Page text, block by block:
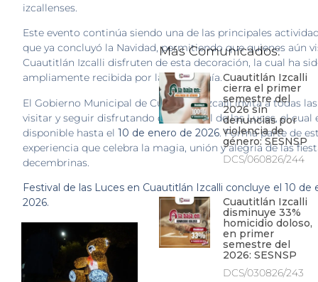
izcallenses.
Este evento continúa siendo una de las principales
que ya concluyó la Navidad, permitiendo que quienes aún
Cuautitlán Izcalli disfruten de esta decoración, la cual ha
ampliamente recibida por la ciudadanía.
El Gobierno Municipal de Cuautitlán Izcalli invita a todas
visitar y seguir disfrutando del Festival de las Luces, el cual
disponible hasta el 10 de enero de 2026. Forma parte de
experiencia que celebra la magia, unión y alegría de las
decembrinas.
Festival de las Luces en Cuautitlán Izcalli concluye el 10 de
2026.
Más Comunicados:
Cuautitlán Izcalli
cierra el primer
semestre del
2026 sin
denuncias por
violencia de
género: SESNSP
DCS/060826/244
Cuautitlán Izcalli
disminuye 33%
homicidio doloso,
en primer
semestre del
2026: SESNSP
DCS/030826/243